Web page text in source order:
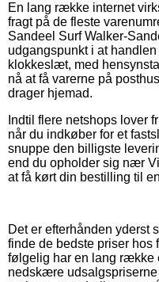
En lang række internet
fragt på de fleste
Sandeel Surf Walker-
udgangspunkt i at
klokkeslæt, med
nå at få varerne på
drager hjemad.
Indtil flere netshops lover
når du indkøber for et
snuppe den billigste
end du opholder sig nær
at få kørt din bestilling til
Det er efterhånden yderst
finde de bedste priser hos
følgelig har en lang række
nedskære